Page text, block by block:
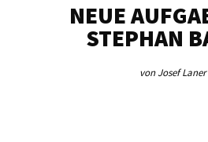
NEUE
STEPHAN
von Josef Laner